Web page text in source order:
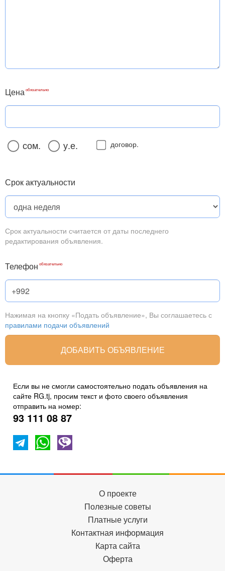
Цена
сом. у.е. договор.
Срок актуальности
Срок актуальности считается от даты последнего
редактирования объявления.
Телефон
Нажимая на кнопку «Подать объявление», Вы соглашаетесь с
правилами подачи объявлений
ДОБАВИТЬ ОБЪЯВЛЕНИЕ
Если вы не смогли самостоятельно подать объявления на
сайте RG.tj, просим текст и фото своего объявления
отправить на номер:
93 111 08 87
О проекте
Полезные советы
Платные услуги
Контактная информация
Карта сайта
Оферта